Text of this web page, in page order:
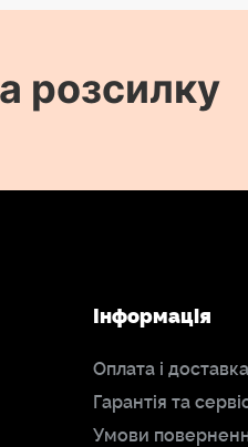
розсилку
Інформація
Оплата і доставка
Гарантія та
Умови